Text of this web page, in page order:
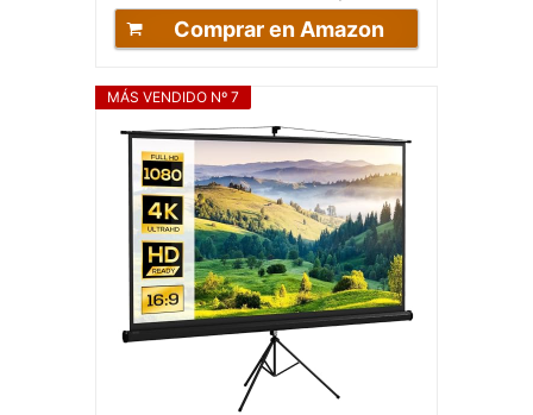
Comprar en Amazon
MÁS VENDIDO Nº 7